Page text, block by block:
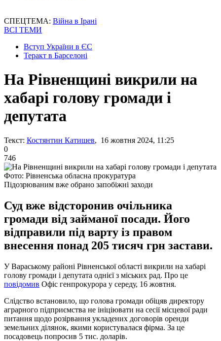
СПЕЦТЕМА: Війна в Ірані
ВСІ ТЕМИ
Вступ України в ЄС
Теракт в Барселоні
На Рівненщині викрили на
хабарі голову громади і
депутата
Текст: Костянтин Катишев, 16 жовтня 2024, 11:25
0
746
Фото: Рівненська обласна прокуратура
Підозрюваним вже обрано запобіжні заходи
Суд вже відсторонив очільника
громади від займаної посади. Його
відправили під варту із правом
внесення понад 205 тисяч грн застави.
У Вараському районі Рівненської області викрили на хабарі
голову громади і депутата однієї з міських рад. Про це
повідомив Офіс генпрокурора у середу, 16 жовтня.
Слідство встановило, що голова громади обіцяв директору
аграрного підприємства не ініціювати на сесії місцевої ради
питання щодо розірвання укладених договорів оренди
земельних ділянок, якими користувалася фірма. За це
посадовець попросив 5 тис. доларів.